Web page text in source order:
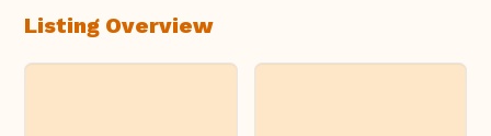
Listing Overview